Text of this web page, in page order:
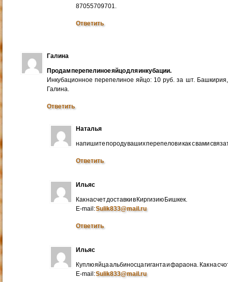
87055709701.
Ответить
Галина
Продам перепелиное яйцо для инкубации.
Инкубационное перепелиное яйцо: 10 руб. за шт.
Галина.
Ответить
Наталья
напишите породу ваших перепелов и как с вами
Ответить
Ильяс
Как насчет доставки в Киргизию Бишкек.
E-mail:Sulik833@mail.ru
Ответить
Ильяс
Куплю яйца альбиносца гиганта и фараона. Как на
E-mail:Sulik833@mail.ru